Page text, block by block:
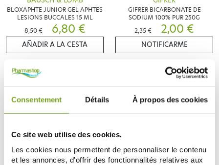
Consentement Détails À propos des cookies
Ce site web utilise des cookies.
Les cookies nous permettent de personnaliser le contenu
et les annonces, d'offrir des fonctionnalités relatives aux
BLOXAPHTE JUNIOR GEL APHTES
LESIONS BUCCALES 15 ML
8,50 €
6,80 €
AÑADIR A LA CESTA
GIFRER BICARBONATE DE
SODIUM 100% PUR 250G
2,35 €
2,00 €
NOTIFICARME